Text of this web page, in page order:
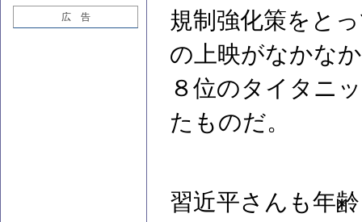
広 告
規制強化策をと
の上映がなかな
８位のタイタニ
たものだ。
習近平さんも年